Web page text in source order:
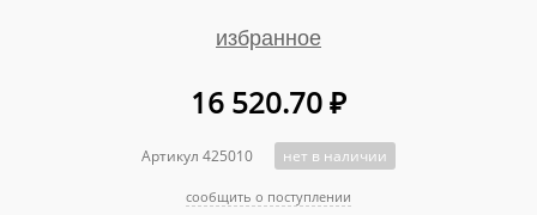
избранное
16 520.70₽
Артикул 425010 нет в наличии
сообщить о поступлении